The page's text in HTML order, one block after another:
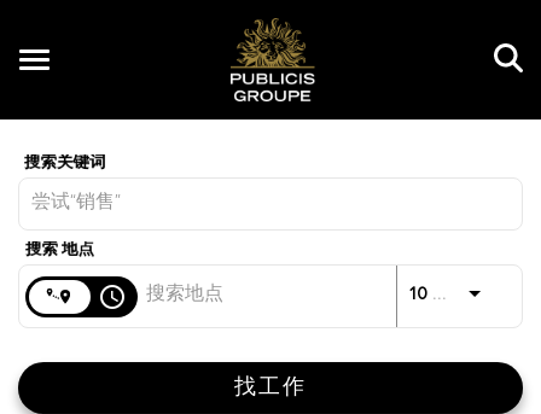
Toggle
CN
access_time 10 公里
找工作